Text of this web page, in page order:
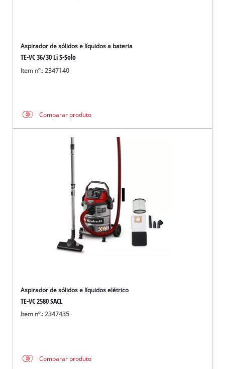
Aspirador de sólidos e líquidos a bateria
TE-VC 36/30 Li S-Solo
Item nº.: 2347140
Comparar produto
Aspirador de sólidos e líquidos elétrico
TE-VC 2580 SACL
Item nº.: 2347435
Comparar produto